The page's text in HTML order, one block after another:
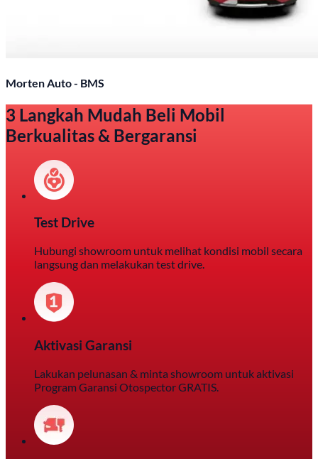
Morten Auto - BMS
3 Langkah Mudah Beli Mobil
Berkualitas & Bergaransi
Test Drive
Hubungi showroom untuk melihat kondisi mobil secara
langsung dan melakukan test drive.
Aktivasi Garansi
Lakukan pelunasan & minta showroom untuk aktivasi
Program Garansi Otospector GRATIS.